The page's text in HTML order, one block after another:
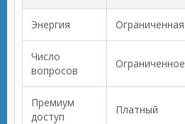
Энергия Ограниченная
Число
вопросов
Ограниченное
Премиум
доступ
Платный